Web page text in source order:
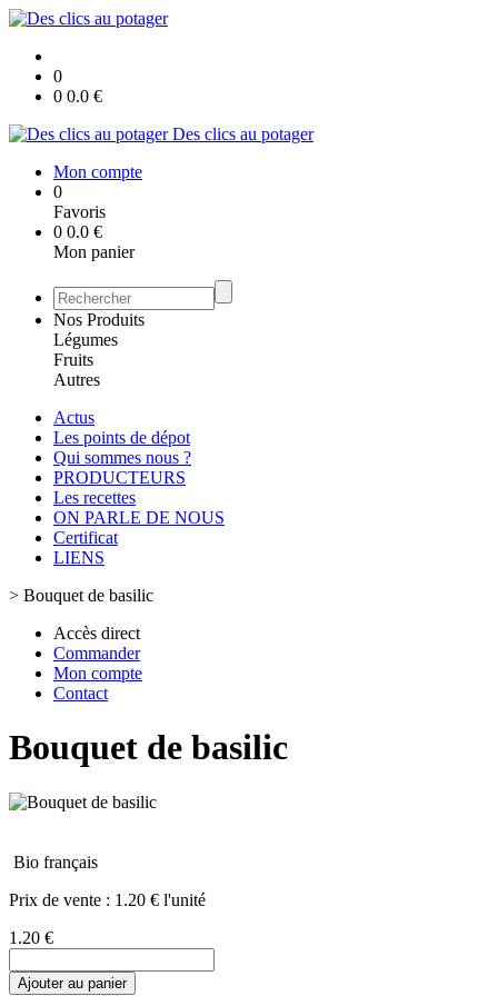
0
0 0.0 €
Des clics au potager
Mon compte
0
Favoris
0 0.0 €
Mon panier
Nos Produits
Légumes
Fruits
Autres
Actus
Les points de dépot
Qui sommes nous ?
PRODUCTEURS
Les recettes
ON PARLE DE NOUS
Certificat
LIENS
> Bouquet de basilic
Accès direct
Commander
Mon compte
Contact
Bouquet de basilic
Bio français
Prix de vente : 1.20 € l'unité
1.20 €
Ajouter au panier